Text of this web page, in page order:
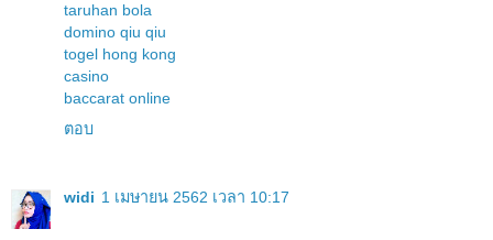
taruhan bola
domino qiu qiu
togel hong kong
casino
baccarat online
ตอบ
widi 1 เมษายน 2562 เวลา 10:17